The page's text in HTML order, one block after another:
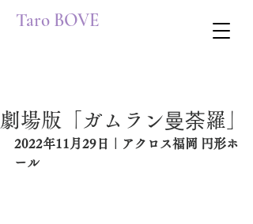
Taro BOVE
劇場版「ガムラン曼荼羅」
2022年11月29日｜アクロス福岡 円形ホ
ール